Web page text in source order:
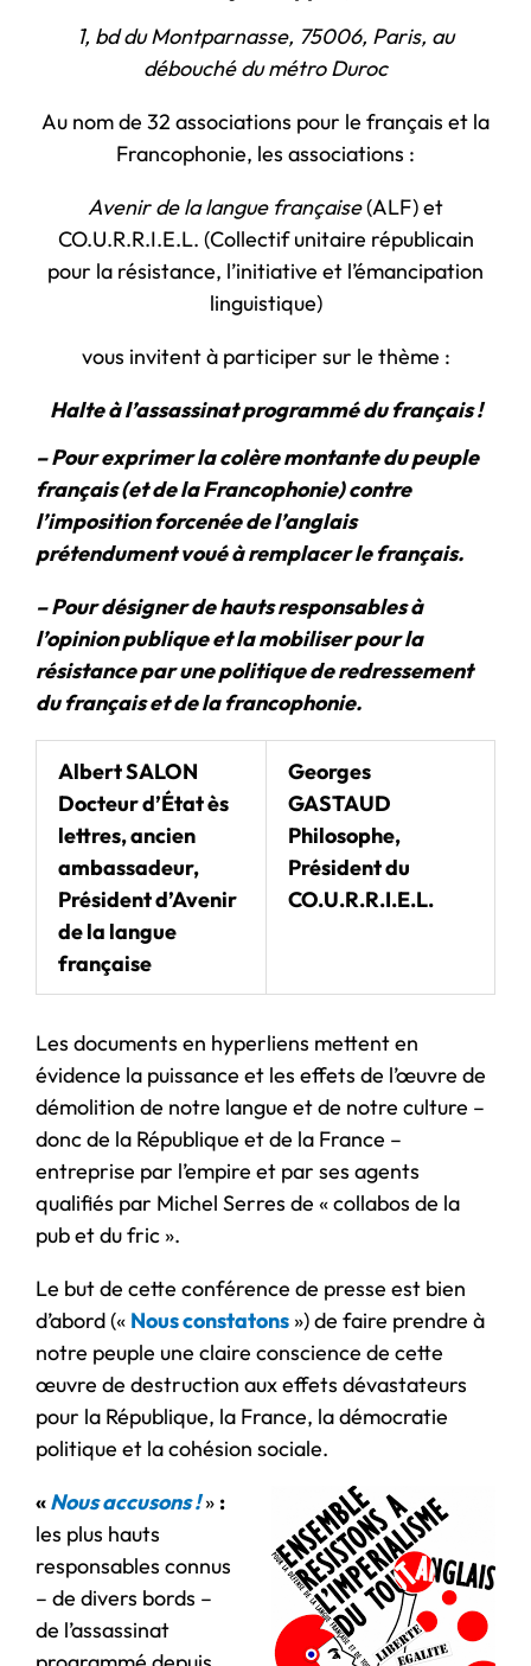
1, bd du Montparnasse, 75006, Paris, au
débouché du métro Duroc
Au nom de 32 associations pour le français et la
Francophonie, les associations :
Avenir de la langue française(ALF) et
CO.U.R.R.I.E.L. (Collectif unitaire républicain
pour la résistance, l’initiative et l’émancipation
linguistique)
vous invitent à participer sur le thème :
Halte à l’assassinat programmédu français !
– Pour exprimer la colère montante du peuple
français(et de la Francophonie)contre
l’imposition forcenée de l’anglais
prétendument vouéà remplacer le français.
– Pour désigner de hauts responsables à
l’opinion publique et la mobiliser pour la
résistance par une politique de redressement
du français et de la francophonie.
Albert SALON
Docteur d’État ès
lettres, ancien
ambassadeur,
Président d’Avenir
de la langue
française
Georges
GASTAUD
Philosophe,
Président du
CO.U.R.R.I.E.L.
Les documents en hyperliens mettent en
évidence la puissance et les effets de l’œuvre de
démolition de notre langue et de notre culture –
donc de la République et de la France –
entreprise par l’empire et par ses agents
qualifiés par Michel Serres de « collabos de la
pub et du fric ».
Le but de cette conférence de presse est bien
d’abord (« Nous constatons ») de faire prendre à
notre peuple une claire conscience de cette
œuvre de destruction aux effets dévastateurs
pour la République, la France, la démocratie
politique et la cohésion sociale.
«Nous accusons ! » :
les plus hauts
responsables connus
– de divers bords –
de l’assassinat